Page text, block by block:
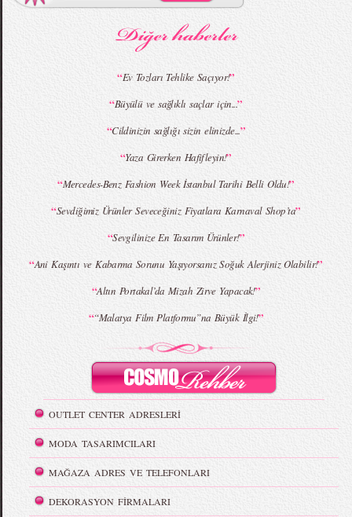
MBFWI - Giray Sepin 2015 Yaz Koleksiyonu MBFWI - Burçe Bekrek 2015 Yaz Koleksiyonu
“Ev Tozları Tehlike Saçıyor!”
“Büyülü ve sağlıklı saçlar için...”
“Cildinizin sağlığı sizin elinizde...”
“Yaza Girerken Hafifleyin!”
“Mercedes-Benz Fashion Week İstanbul Tarihi Belli Oldu!”
“Sevdiğimiz Ürünler Seveceğiniz Fiyatlara Karnaval Shop’ta”
“Sevgilinize En Tasarım Ürünler!”
“Ani Kaşıntı ve Kabarma Sorunu Yaşıyorsanız Soğuk Alerjiniz Olabilir!”
“Altın Portakal’da Mizah Zirve Yapacak!”
““Malatya Film Platformu”na Büyük İlgi!”
OUTLET CENTER ADRESLERİ
MODA TASARIMCILARI
MAĞAZA ADRES VE TELEFONLARI
DEKORASYON FİRMALARI